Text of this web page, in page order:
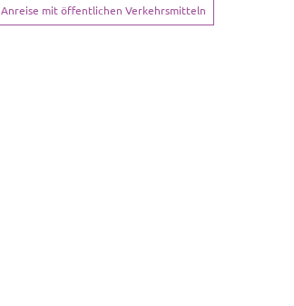
Anreise mit öffentlichen Verkehrsmitteln